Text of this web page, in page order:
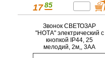
17 85
Звонок СВЕТОЗАР
"НОТА" электрический с
кнопкой IP44, 25
мелодий, 2м,, 3АА